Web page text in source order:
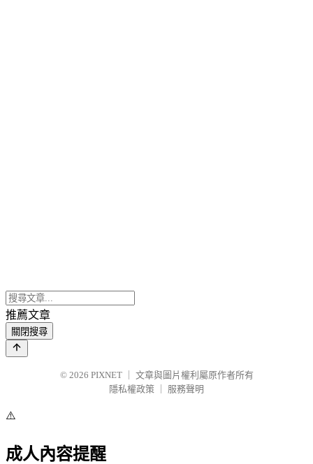
推薦文章
關閉搜尋
© 2026 PIXNET
文章與圖片權利屬原作者所有
隱私權政策
服務聲明
⚠️
成人內容提醒